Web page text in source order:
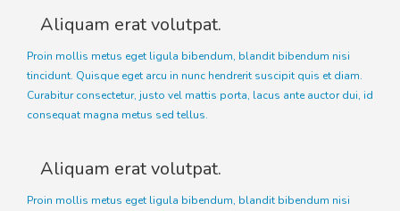
Aliquam erat volutpat.
Proin mollis metus eget ligula bibendum, blandit bibendum nisi
tincidunt. Quisque eget arcu in nunc hendrerit suscipit quis et diam.
Curabitur consectetur, justo vel mattis porta, lacus ante auctor dui, id
consequat magna metus sed tellus.
Aliquam erat volutpat.
Proin mollis metus eget ligula bibendum, blandit bibendum nisi